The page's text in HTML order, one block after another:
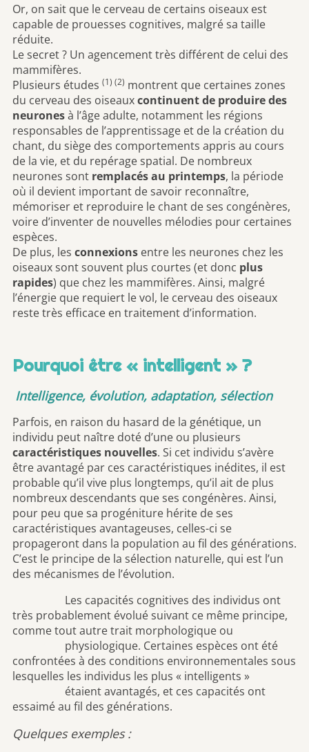
Or, on sait que le cerveau de certains oiseaux est
capable de prouesses cognitives, malgré sa taille
réduite.
Le secret ? Un agencement très différent de celui des
mammifères.
Plusieurs études (1) (2) montrent que certaines zones
du cerveau des oiseauxcontinuent de produire des
neuronesà l’âge adulte, notamment les régions
responsables de l’apprentissage et de la création du
chant, du siège des comportements appris au cours
de la vie, et du repérage spatial. De nombreux
neurones sont remplacés au printemps, la période
où il devient important de savoir reconnaître,
mémoriser et reproduire le chant de ses congénères,
voire d’inventer de nouvelles mélodies pour certaines
espèces.
De plus, les connexions entre les neurones chez les
oiseaux sont souvent plus courtes (et donc plus
rapides) que chez les mammifères. Ainsi, malgré
l’énergie que requiert le vol, le cerveau des oiseaux
reste très efficace en traitement d’information.
Pourquoi être « intelligent » ?
Intelligence, évolution, adaptation, sélection
Parfois, en raison du hasard de la génétique, un
individu peut naître doté d’une ou plusieurs
caractéristiques nouvelles. Si cet individu s’avère
être avantagé par ces caractéristiques inédites, il est
probable qu’il vive plus longtemps, qu’il ait de plus
nombreux descendants que ses congénères. Ainsi,
pour peu que sa progéniture hérite de ses
caractéristiques avantageuses, celles-ci se
propageront dans la population au fil des générations.
C’est le principe de la sélection naturelle, qui est l’un
des mécanismes de l’évolution.
Les capacités cognitives des individus ont
très probablement évolué suivant ce même principe,
comme tout autre trait morphologique ou
physiologique. Certaines espèces ont été
confrontées à des conditions environnementales sous
lesquelles les individus les plus « intelligents »
étaient avantagés, et ces capacités ont
essaimé au fil des générations.
Quelques exemples :